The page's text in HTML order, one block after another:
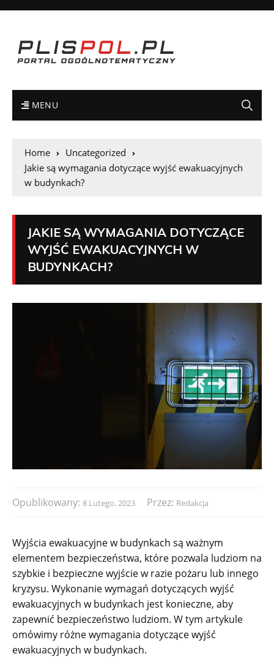
MENU
Home
Uncategorized
Jakie są wymagania dotyczące wyjść ewakuacyjnych
w budynkach?
JAKIE SĄ WYMAGANIA DOTYCZĄCE
WYJŚĆ EWAKUACYJNYCH W
BUDYNKACH?
Opublikowany: 8 Lutego, 2023 Przez: Redakcja
Wyjścia ewakuacyjne w budynkach są ważnym
elementem bezpieczeństwa, które pozwala ludziom na
szybkie i bezpieczne wyjście w razie pożaru lub innego
kryzysu. Wykonanie wymagań dotyczących wyjść
ewakuacyjnych w budynkach jest konieczne, aby
zapewnić bezpieczeństwo ludziom. W tym artykule
omówimy różne wymagania dotyczące wyjść
ewakuacyjnych w budynkach.